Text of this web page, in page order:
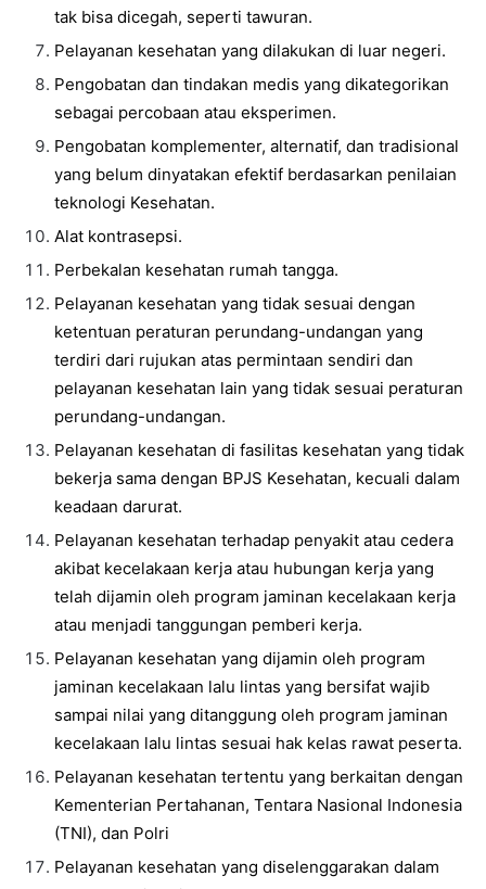
tak bisa dicegah, seperti tawuran.
Pelayanan kesehatan yang dilakukan di luar negeri.
Pengobatan dan tindakan medis yang dikategorikan
sebagai percobaan atau eksperimen.
Pengobatan komplementer, alternatif, dan tradisional
yang belum dinyatakan efektif berdasarkan penilaian
teknologi Kesehatan.
Alat kontrasepsi.
Perbekalan kesehatan rumah tangga.
Pelayanan kesehatan yang tidak sesuai dengan
ketentuan peraturan perundang-undangan yang
terdiri dari rujukan atas permintaan sendiri dan
pelayanan kesehatan lain yang tidak sesuai peraturan
perundang-undangan.
Pelayanan kesehatan di fasilitas kesehatan yang tidak
bekerja sama dengan BPJS Kesehatan, kecuali dalam
keadaan darurat.
Pelayanan kesehatan terhadap penyakit atau cedera
akibat kecelakaan kerja atau hubungan kerja yang
telah dijamin oleh program jaminan kecelakaan kerja
atau menjadi tanggungan pemberi kerja.
Pelayanan kesehatan yang dijamin oleh program
jaminan kecelakaan lalu lintas yang bersifat wajib
sampai nilai yang ditanggung oleh program jaminan
kecelakaan lalu lintas sesuai hak kelas rawat peserta.
Pelayanan kesehatan tertentu yang berkaitan dengan
Kementerian Pertahanan, Tentara Nasional Indonesia
(TNI), dan Polri
Pelayanan kesehatan yang diselenggarakan dalam